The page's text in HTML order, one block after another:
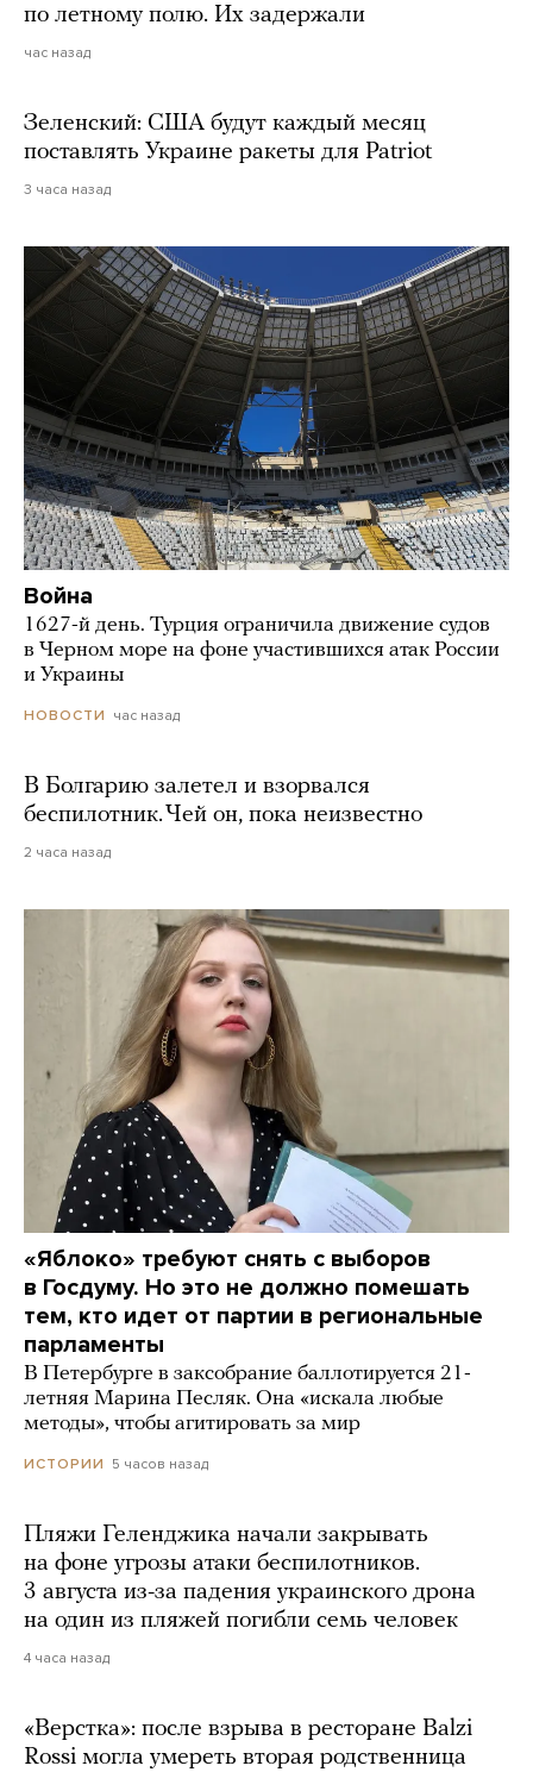
по летному полю. Их задержали
час назад
Зеленский: США будут каждый месяц
поставлять Украине ракеты для Patriot
3 часа назад
Война
1627-й день. Турция ограничила движение судов
в Черном море на фоне участившихся атак России
и Украины
НОВОСТИ час назад
В Болгарию залетел и взорвался
беспилотник. Чей он, пока неизвестно
2 часа назад
«Яблоко» требуют снять с выборов
в Госдуму. Но это не должно помешать
тем, кто идет от партии в региональные
парламенты
В Петербурге в заксобрание баллотируется 21-
летняя Марина Песляк. Она «искала любые
методы», чтобы агитировать за мир
ИСТОРИИ 5 часов назад
Пляжи Геленджика начали закрывать
на фоне угрозы атаки беспилотников.
3 августа из-за падения украинского дрона
на один из пляжей погибли семь человек
4 часа назад
«Верстка»: после взрыва в ресторане Balzi
Rossi могла умереть вторая родственница